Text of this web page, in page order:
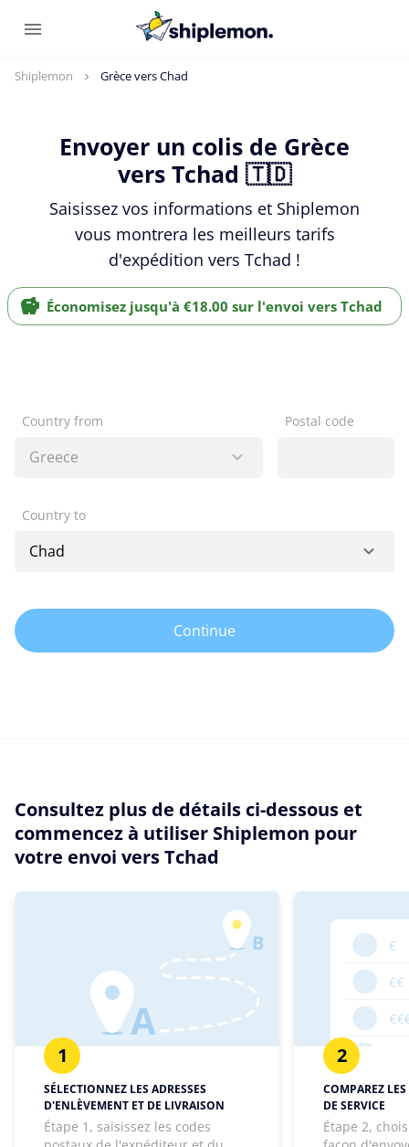
Shiplemon Grèce vers Chad
Envoyer un colis de Grèce
vers Tchad 🇹🇩
Saisissez vos informations et Shiplemon
vous montrera les meilleurs tarifs
d'expédition vers Tchad !
Économisez jusqu'à €18.00 sur l'envoi vers Tchad
Country from Postal code
Country to
Continue
Consultez plus de détails ci-dessous et
commencez à utiliser Shiplemon pour
votre envoi vers Tchad
1
SÉLECTIONNEZ LES ADRESSES
D'ENLÈVEMENT ET DE LIVRAISON
Étape 1, saisissez les codes
2
COMPAREZ
DE SERVICE
Étape 2,